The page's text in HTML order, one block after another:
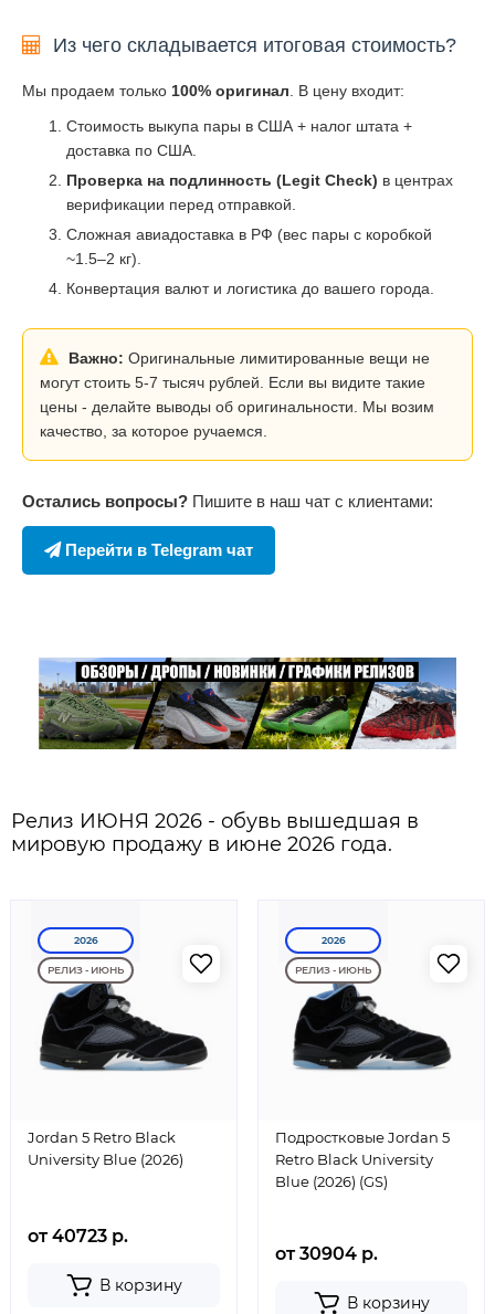
Из чего складывается итоговая стоимость?
Мы продаем только 100% оригинал . В цену входит:
Стоимость выкупа пары в США + налог штата +
доставка по США.
Проверка на подлинность (Legit Check) в центрах
верификации перед отправкой.
Сложная авиадоставка в РФ (вес пары с коробкой
~1.5–2 кг).
Конвертация валют и логистика до вашего города.
Важно: Оригинальные лимитированные вещи не
могут стоить 5-7 тысяч рублей. Если вы видите такие
цены - делайте выводы об оригинальности. Мы возим
качество, за которое ручаемся.
Остались вопросы? Пишите в наш чат с клиентами:
Перейти в Telegram чат
Релиз ИЮНЯ 2026 - обувь вышедшая в
мировую продажу в июне 2026 года.
2026
РЕЛИЗ - ИЮНЬ
Jordan 5 Retro Black
University Blue (2026)
от 40723 р.
В корзину
2026
РЕЛИЗ - ИЮНЬ
Подростковые Jordan 5
Retro Black University
Blue (2026) (GS)
от 30904 р.
В корзину